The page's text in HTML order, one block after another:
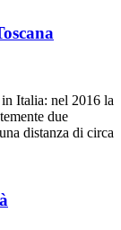
Italia: nel 2016 la
due
distanza di circa